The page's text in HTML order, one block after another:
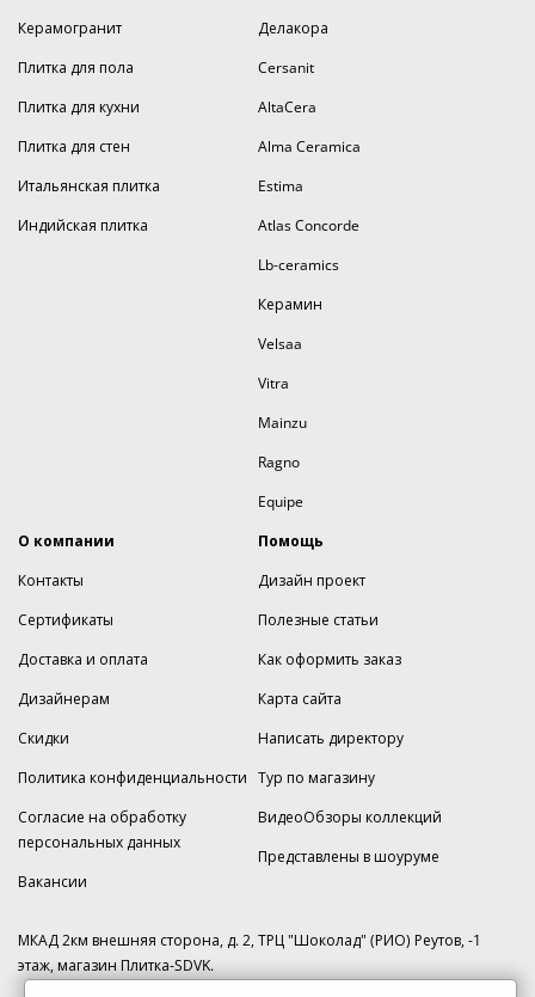
Керамогранит
Плитка для пола
Плитка для кухни
Плитка для стен
Итальянская плитка
Индийская плитка
Делакора
Cersanit
AltaCera
Alma Ceramica
Estima
Atlas Concorde
Lb-ceramics
Керамин
Velsaa
Vitra
Mainzu
Ragno
Equipe
О компании
Контакты
Сертификаты
Доставка и оплата
Дизайнерам
Скидки
Политика конфиденциальности
Согласие на обработку
персональных данных
Вакансии
Помощь
Дизайн проект
Полезные статьи
Как оформить заказ
Карта сайта
Написать директору
Тур по магазину
ВидеоОбзоры коллекций
Представлены в шоуруме
МКАД 2км внешняя сторона, д. 2, ТРЦ "Шоколад" (РИО) Реутов, -1
этаж, магазин Плитка-SDVK.